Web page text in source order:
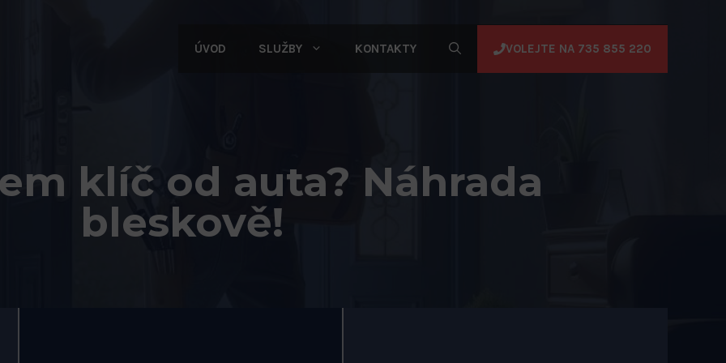
ÚVOD SLUŽBY KONTAKTY VOLEJTE NA 735 855 220
klíč od auta? Náhrada
bleskově!